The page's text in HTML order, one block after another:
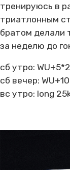
тренируюсь в
триатлонным
братом делали
за неделю до
сб утро:
сб вечер:
вс утро: long